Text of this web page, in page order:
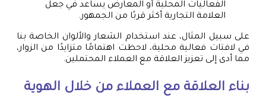
الفعاليات المحلية أو المعارض يساعد في جعل
العلامة التجارية أكثر قربًا من الجمهور.
على سبيل المثال، عند استخدام الشعار والألوان الخاصة بنا
في لافتات فعالية محلية، لاحظت اهتمامًا متزايدًا من الزوار،
مما أدى إلى تعزيز العلاقة مع العملاء المحتملين.
بناء العلاقة مع العملاء من خلال الهوية